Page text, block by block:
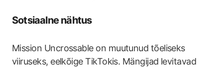
Sotsiaalne nähtus
Mission Uncrossable on muutunud tõeliseks
viiruseks, eelkõige TikTokis. Mängijad levitavad